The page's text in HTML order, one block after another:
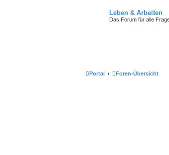
Leben & Arbeiten
Das Forum für alle
Portal Foren-Übersicht